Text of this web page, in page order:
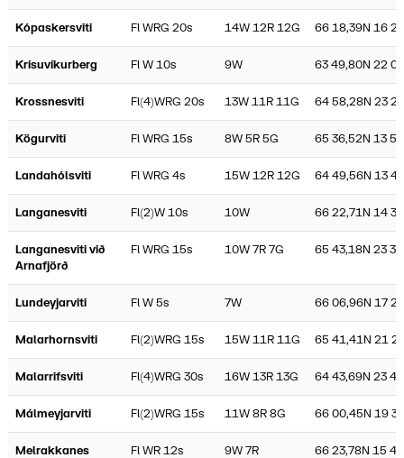
Kópaskersviti Fl WRG 20s 14W 12R 12G 66 18,39N 16
Krísuvíkurberg Fl W 10s 9W 63 49,80N 22
Krossnesviti Fl(4)WRG 20s 13W 11R 11G 64 58,28N 23
Kögurviti Fl WRG 15s 8W 5R 5G 65 36,52N 13
Landahólsviti Fl WRG 4s 15W 12R 12G 64 49,56N 13
Langanesviti Fl(2)W 10s 10W 66 22,71N 14
Langanesviti við
Arnafjörð
Fl WRG 15s 10W 7R 7G 65 43,18N 23
Lundeyjarviti Fl W 5s 7W 66 06,96N 17
Malarhornsviti Fl(2)WRG 15s 15W 11R 11G 65 41,41N 21
Malarrifsviti Fl(4)WRG 30s 16W 13R 13G 64 43,69N 23
Málmeyjarviti Fl(2)WRG 15s 11W 8R 8G 66 00,45N 19
Melrakkanes Fl WR 12s 9W 7R 66 23,78N 15